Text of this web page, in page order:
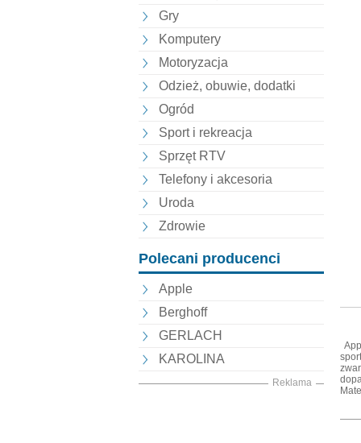
Gry
Komputery
Motoryzacja
Odzież, obuwie, dodatki
Ogród
Sport i rekreacja
Sprzęt RTV
Telefony i akcesoria
Uroda
Zdrowie
Polecani producenci
Apple
Berghoff
GERLACH
KAROLINA
Reklama